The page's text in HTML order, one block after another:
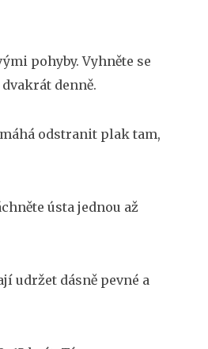
pohyby. Vyhněte se
denně.
odstranit plak tam,
ústa jednou až
udržet dásně pevné a